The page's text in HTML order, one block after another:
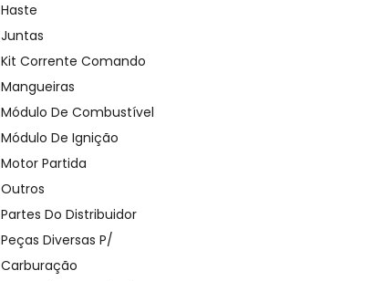
Haste
Juntas
Kit Corrente Comando
Mangueiras
Módulo De Combustível
Módulo De Ignição
Motor Partida
Outros
Partes Do Distribuidor
Peças Diversas P/
Carburação